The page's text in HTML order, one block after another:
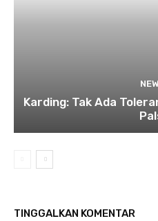
Karding: Tak Ada
TINGGALKAN KOMENTAR